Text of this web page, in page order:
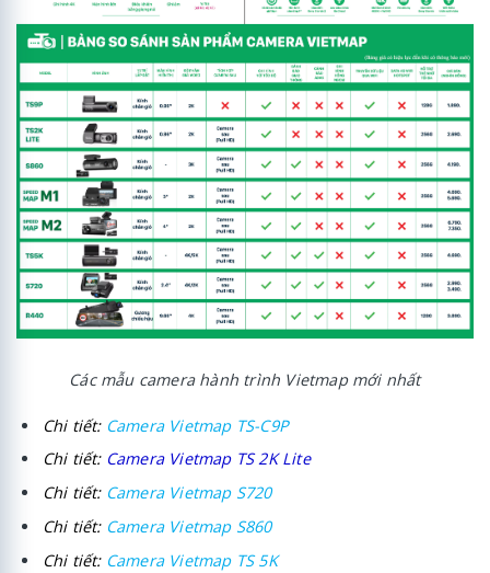
Các mẫu camera hành trình Vietmap mới nhất
Chi tiết: Camera Vietmap TS-C9P
Chi tiết: Camera Vietmap TS 2K Lite
Chi tiết: Camera Vietmap S720
Chi tiết: Camera Vietmap S860
Chi tiết: Camera Vietmap TS 5K